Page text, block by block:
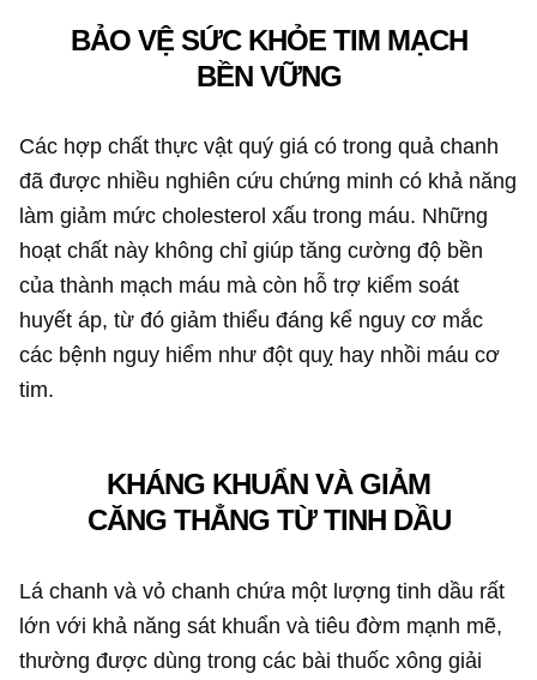
BẢO VỆ SỨC KHỎE TIM MẠCH
BỀN VỮNG
Các hợp chất thực vật quý giá có trong quả chanh
đã được nhiều nghiên cứu chứng minh có khả năng
làm giảm mức cholesterol xấu trong máu. Những
hoạt chất này không chỉ giúp tăng cường độ bền
của thành mạch máu mà còn hỗ trợ kiểm soát
huyết áp, từ đó giảm thiểu đáng kể nguy cơ mắc
các bệnh nguy hiểm như đột quỵ hay nhồi máu cơ
tim.
KHÁNG KHUẨN VÀ GIẢM
CĂNG THẲNG TỪ TINH DẦU
Lá chanh và vỏ chanh chứa một lượng tinh dầu rất
lớn với khả năng sát khuẩn và tiêu đờm mạnh mẽ,
thường được dùng trong các bài thuốc xông giải